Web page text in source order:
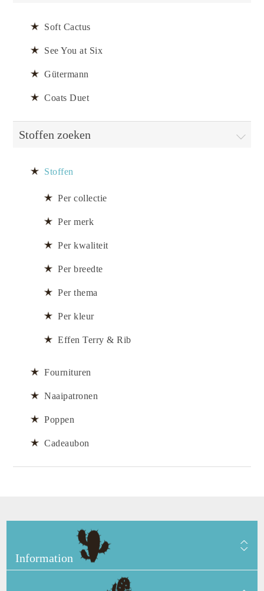
Soft Cactus
See You at Six
Gütermann
Coats Duet
Stoffen zoeken
Stoffen
Per collectie
Per merk
Per kwaliteit
Per breedte
Per thema
Per kleur
Effen Terry & Rib
Fournituren
Naaipatronen
Poppen
Cadeaubon
Information